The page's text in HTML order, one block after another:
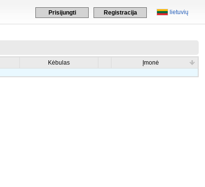
lietuvių
Prisijungti Registracija
Kėbulas
Įmonė